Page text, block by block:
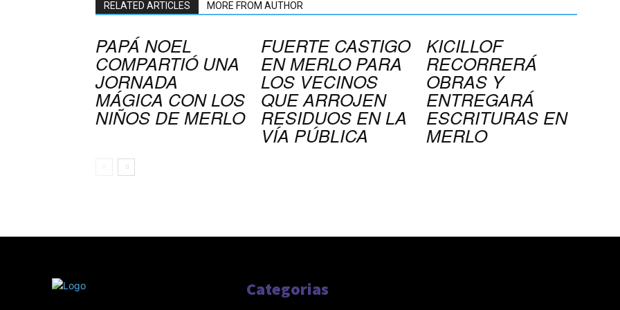
RELATED ARTICLES MORE FROM AUTHOR
PAPÁ NOEL
COMPARTIÓ UNA
JORNADA
MÁGICA CON LOS
NIÑOS DE MERLO
FUERTE CASTIGO
EN MERLO PARA
LOS VECINOS
QUE ARROJEN
RESIDUOS EN LA
VÍA PÚBLICA
KICILLOF
RECORRERÁ
OBRAS Y
ENTREGARÁ
ESCRITURAS EN
MERLO
Categorias